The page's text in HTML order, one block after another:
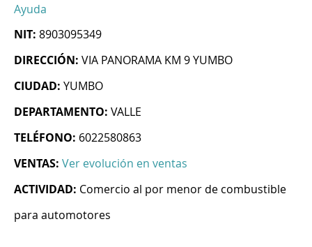
Ayuda
NIT: 8903095349
DIRECCIÓN: VIA PANORAMA KM 9 YUMBO
CIUDAD: YUMBO
DEPARTAMENTO: VALLE
TELÉFONO: 6022580863
VENTAS: Ver evolución en ventas
ACTIVIDAD: Comercio al por menor de combustible
para automotores